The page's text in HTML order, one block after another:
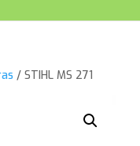
/ STIHL MS 271